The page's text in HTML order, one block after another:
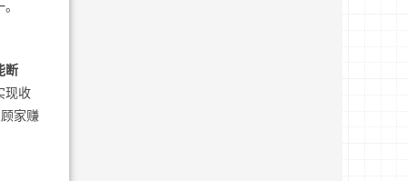
断
现收
家赚